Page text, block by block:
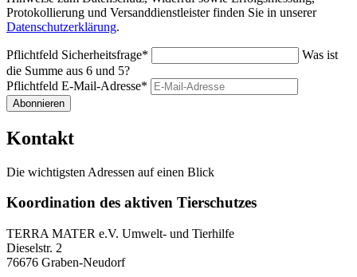
Protokollierung und Versanddienstleister finden Sie in unserer
Datenschutzerklärung.
Pflichtfeld Sicherheitsfrage*
Was ist
die Summe aus 6 und 5?
Pflichtfeld E-Mail-Adresse*
Abonnieren
Kontakt
Die wichtigsten Adressen auf einen Blick
Koordination des aktiven Tierschutzes
TERRA MATER e.V. Umwelt- und Tierhilfe
Dieselstr. 2
76676 Graben-Neudorf